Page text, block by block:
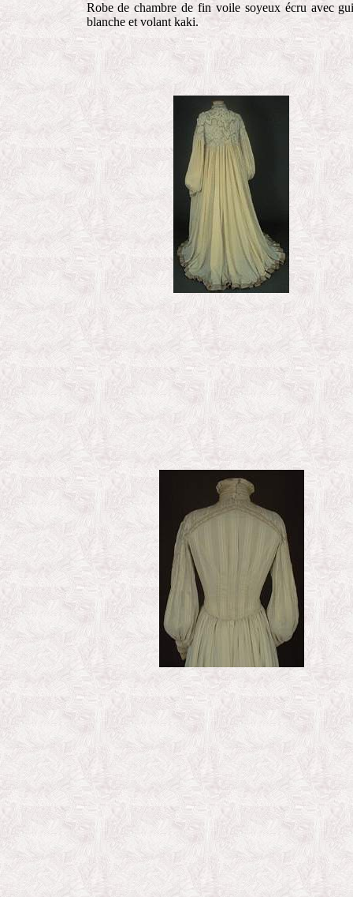
Robe de chambre de fin voile soyeux écru avec
blanche et volant kaki.